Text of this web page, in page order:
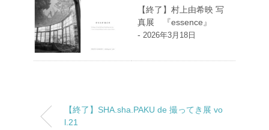
【終了】村上由希映 写
真展 『essence』
- 2026年3月18日
【終了】SHA.sha.PAKU de 撮ってき展 vo
l.21